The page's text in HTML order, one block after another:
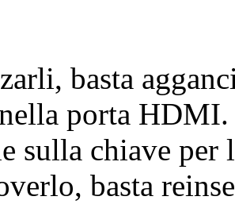
basta
porta HDMI.
sulla chiave
basta